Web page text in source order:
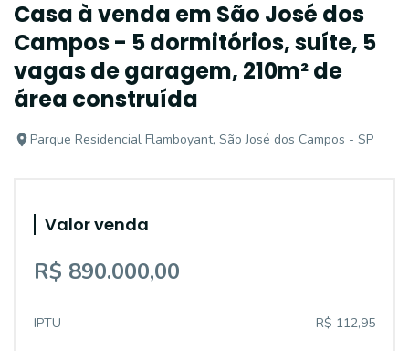
Casa à venda em São José dos
Campos - 5 dormitórios, suíte, 5
vagas de garagem, 210m² de
área construída
Parque Residencial Flamboyant, São José dos Campos - SP
Valor venda
R$ 890.000,00
IPTU R$ 112,95